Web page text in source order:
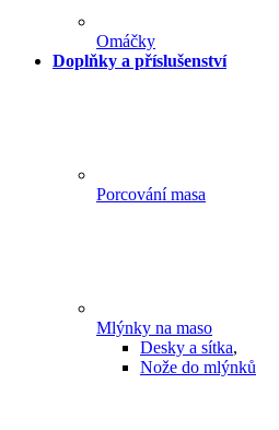
Omáčky
Doplňky a příslušenství
Porcování masa
Mlýnky na maso
Desky a sítka,
Nože do mlýnků